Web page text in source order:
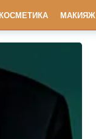
КОСМЕТИКА МАКИЯЖ